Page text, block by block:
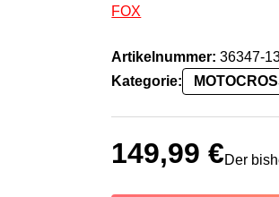
FOX
Artikelnummer:36347-
Kategorie:
149,99€Der